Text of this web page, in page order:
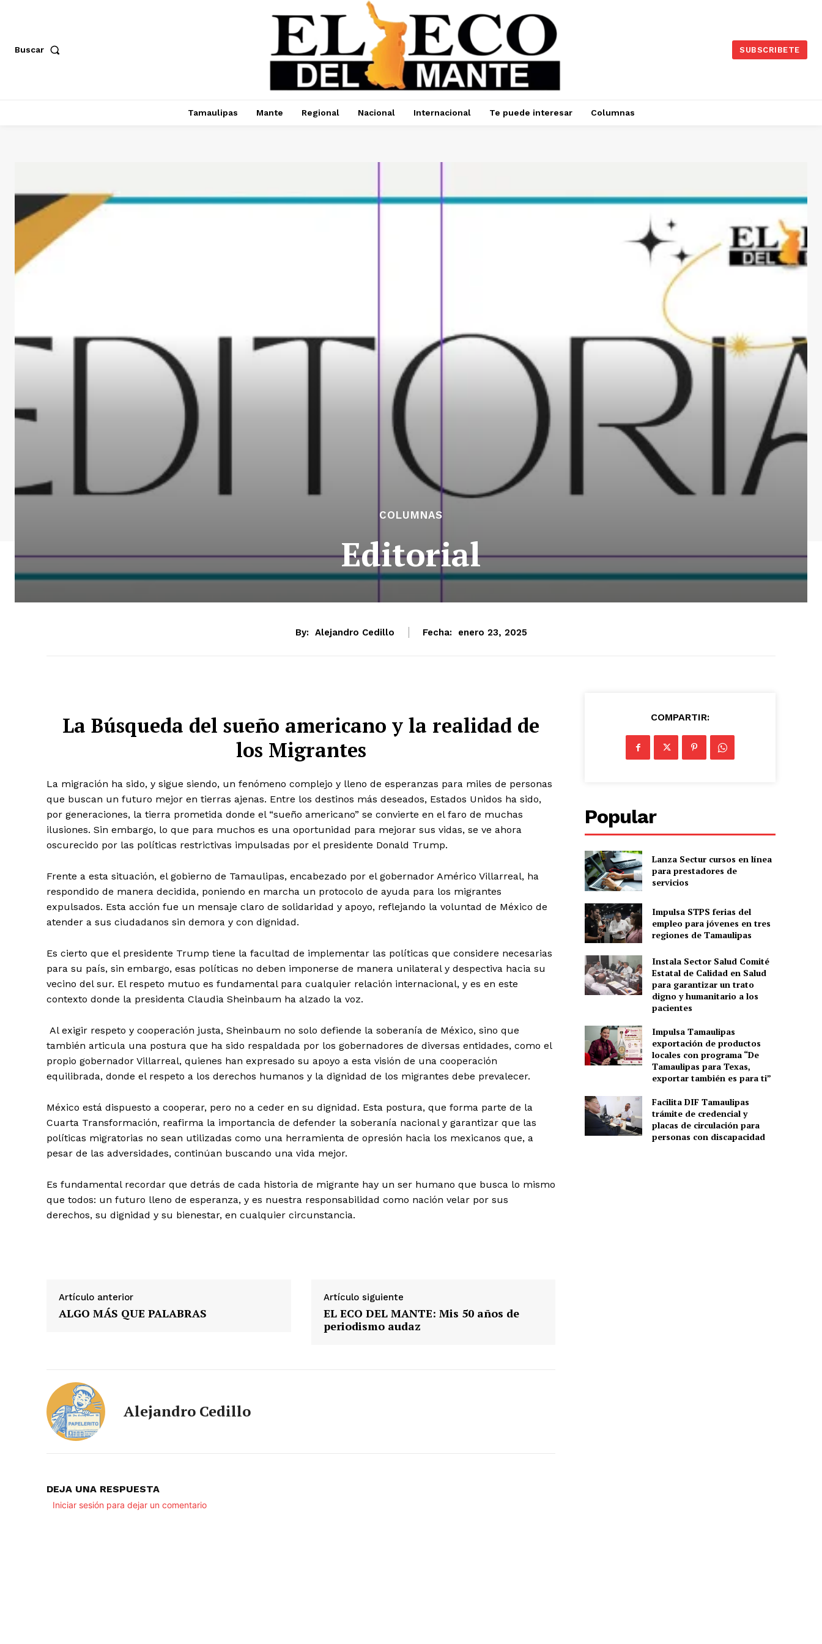
Buscar SUBSCRIBETE
Tamaulipas Mante Regional Nacional Internacional Te puede interesar Columnas
COLUMNAS
Editorial
By: Alejandro Cedillo Fecha: enero 23, 2025
La Búsqueda del sueño americano y la realidad de
los Migrantes
La migración ha sido, y sigue siendo, un fenómeno complejo y lleno de esperanzas para miles de personas
que buscan un futuro mejor en tierras ajenas. Entre los destinos más deseados, Estados Unidos ha sido,
por generaciones, la tierra prometida donde el “sueño americano” se convierte en el faro de muchas
ilusiones. Sin embargo, lo que para muchos es una oportunidad para mejorar sus vidas, se ve ahora
oscurecido por las políticas restrictivas impulsadas por el presidente Donald Trump.
Frente a esta situación, el gobierno de Tamaulipas, encabezado por el gobernador Américo Villarreal, ha
respondido de manera decidida, poniendo en marcha un protocolo de ayuda para los migrantes
expulsados. Esta acción fue un mensaje claro de solidaridad y apoyo, reflejando la voluntad de México de
atender a sus ciudadanos sin demora y con dignidad.
Es cierto que el presidente Trump tiene la facultad de implementar las políticas que considere necesarias
para su país, sin embargo, esas políticas no deben imponerse de manera unilateral y despectiva hacia su
vecino del sur. El respeto mutuo es fundamental para cualquier relación internacional, y es en este
contexto donde la presidenta Claudia Sheinbaum ha alzado la voz.
Al exigir respeto y cooperación justa, Sheinbaum no solo defiende la soberanía de México, sino que
también articula una postura que ha sido respaldada por los gobernadores de diversas entidades, como el
propio gobernador Villarreal, quienes han expresado su apoyo a esta visión de una cooperación
equilibrada, donde el respeto a los derechos humanos y la dignidad de los migrantes debe prevalecer.
México está dispuesto a cooperar, pero no a ceder en su dignidad. Esta postura, que forma parte de la
Cuarta Transformación, reafirma la importancia de defender la soberanía nacional y garantizar que las
políticas migratorias no sean utilizadas como una herramienta de opresión hacia los mexicanos que, a
pesar de las adversidades, continúan buscando una vida mejor.
Es fundamental recordar que detrás de cada historia de migrante hay un ser humano que busca lo mismo
que todos: un futuro lleno de esperanza, y es nuestra responsabilidad como nación velar por sus
derechos, su dignidad y su bienestar, en cualquier circunstancia.
Artículo anterior
ALGO MÁS QUE PALABRAS
Artículo siguiente
EL ECO DEL MANTE: Mis 50 años de
periodismo audaz
Alejandro Cedillo
DEJA UNA RESPUESTA
Iniciar sesión para dejar un comentario
COMPARTIR:
Popular
Lanza Sectur cursos en línea
para prestadores de
servicios
Impulsa STPS ferias del
empleo para jóvenes en tres
regiones de Tamaulipas
Instala Sector Salud Comité
Estatal de Calidad en Salud
para garantizar un trato
digno y humanitario a los
pacientes
Impulsa Tamaulipas
exportación de productos
locales con programa “De
Tamaulipas para Texas,
exportar también es para ti”
Facilita DIF Tamaulipas
trámite de credencial y
placas de circulación para
personas con discapacidad